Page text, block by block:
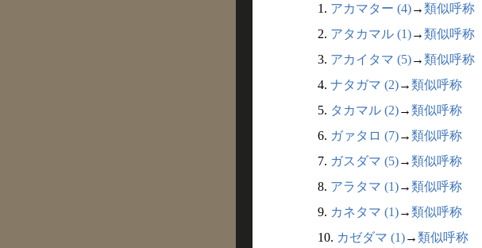
1. アカマター (4)→類似呼称
2. アタカマル (1)→類似呼称
3. アカイタマ (5)→類似呼称
4. ナタガマ (2)→類似呼称
5. タカマル (2)→類似呼称
6. ガァタロ (7)→類似呼称
7. ガスダマ (5)→類似呼称
8. アラタマ (1)→類似呼称
9. カネタマ (1)→類似呼称
10. カゼダマ (1)→類似呼称